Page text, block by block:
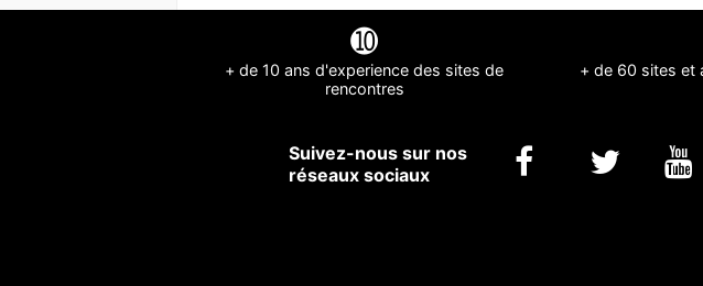
➓
+ de 10 ans d'experience des sites de
rencontres
+ de 60 sites et
Suivez-nous sur nos
réseaux sociaux